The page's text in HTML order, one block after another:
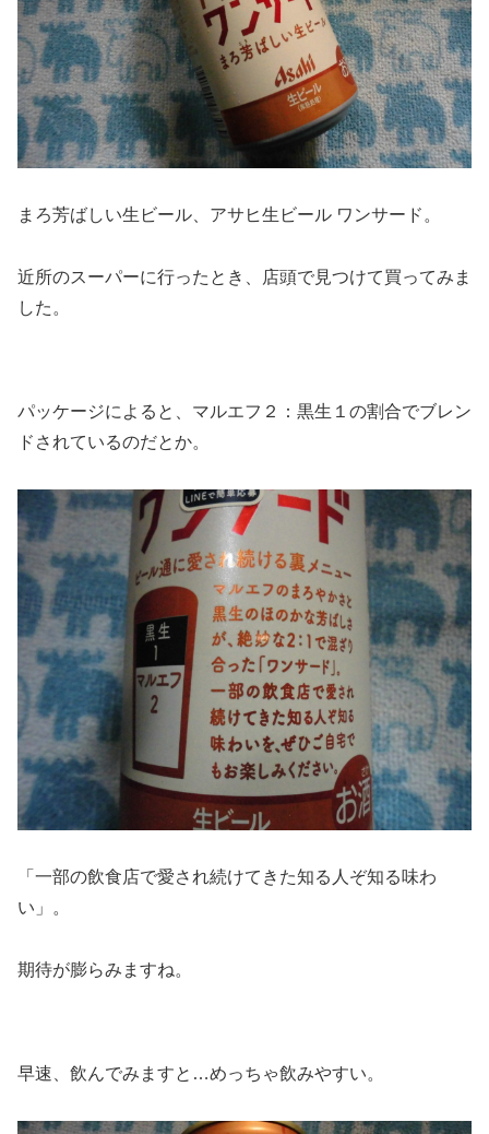
まろ芳ばしい生ビール、アサヒ生ビール ワンサード。
近所のスーパーに行ったとき、店頭で見つけて買ってみま
した。
パッケージによると、マルエフ２：黒生１の割合でブレン
ドされているのだとか。
「一部の飲食店で愛され続けてきた知る人ぞ知る味わ
い」。
期待が膨らみますね。
早速、飲んでみますと…めっちゃ飲みやすい。